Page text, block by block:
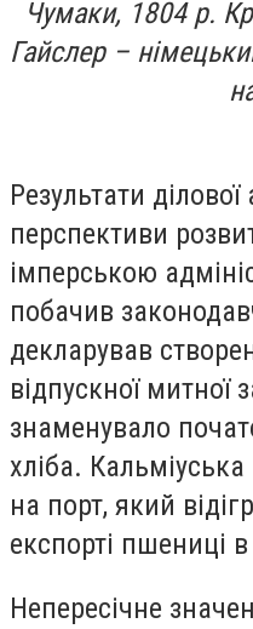
Чумаки, 1804 р.
Гайслер –
Результати ділової
перспективи
імперською
побачив
декларував
відпускної митної
знаменувало
хліба.
на порт, який
експорті пшениці в
Непересічне